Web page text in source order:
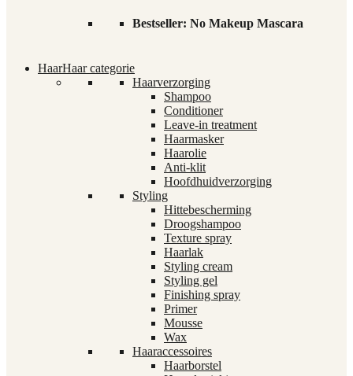
Bestseller: No Makeup Mascara
HaarHaar categorie
Haarverzorging
Shampoo
Conditioner
Leave-in treatment
Haarmasker
Haarolie
Anti-klit
Hoofdhuidverzorging
Styling
Hittebescherming
Droogshampoo
Texture spray
Haarlak
Styling cream
Styling gel
Finishing spray
Primer
Mousse
Wax
Haaraccessoires
Haarborstel